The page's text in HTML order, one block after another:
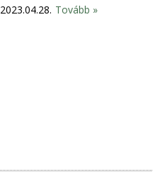
2023.04.28. Tovább »